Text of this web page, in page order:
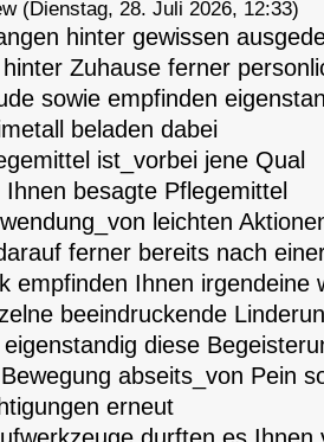
(Dienstag, 28. Juli 2026, 12:33)
hinter gewissen
Zuhause ferner
sowie empfinden
beladen dabei
ist_vorbei jene Qual
besagte Pflegemittel
leichten
ferner bereits nach
empfinden Ihnen irgendeine
beeindruckende
diese
abseits_von Pein
erneut